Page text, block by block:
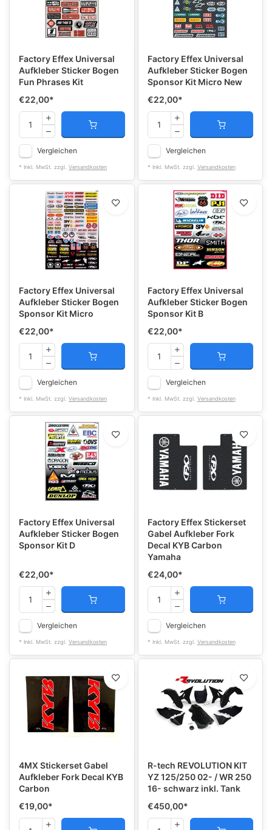
Factory Effex Universal
Aufkleber Sticker Bogen
Fun Phrases Kit
€22,00*
Vergleichen
* Inkl. MwSt. zzgl. Versandkosten
Factory Effex Universal
Aufkleber Sticker Bogen
Sponsor Kit Micro New
€22,00*
Vergleichen
* Inkl. MwSt. zzgl. Versandkosten
Factory Effex Universal
Aufkleber Sticker Bogen
Sponsor Kit Micro
€22,00*
Vergleichen
* Inkl. MwSt. zzgl. Versandkosten
Factory Effex Universal
Aufkleber Sticker Bogen
Sponsor Kit B
€22,00*
Vergleichen
* Inkl. MwSt. zzgl. Versandkosten
Factory Effex Universal
Aufkleber Sticker Bogen
Sponsor Kit D
€22,00*
Vergleichen
* Inkl. MwSt. zzgl. Versandkosten
Factory Effex Stickerset
Gabel Aufkleber Fork
Decal KYB Carbon
Yamaha
€24,00*
Vergleichen
* Inkl. MwSt. zzgl. Versandkosten
4MX Stickerset Gabel
Aufkleber Fork Decal KYB
Carbon
€19,00*
R-tech REVOLUTION KIT
YZ 125/250 02- / WR 250
16- schwarz inkl. Tank
€450,00*